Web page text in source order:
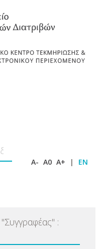
A- A0 A+ | EN
"Συγγραφέας" :